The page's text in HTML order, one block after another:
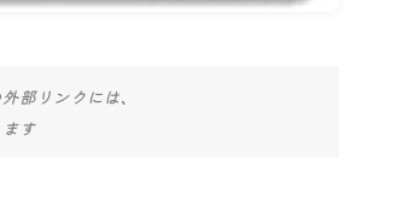
部リンクには、
す